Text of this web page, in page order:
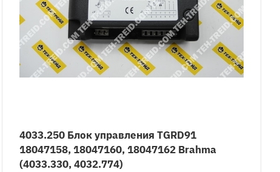
4033.250 Блок управления TGRD91
18047158, 18047160, 18047162 Brahma
(4033.330, 4032.774)